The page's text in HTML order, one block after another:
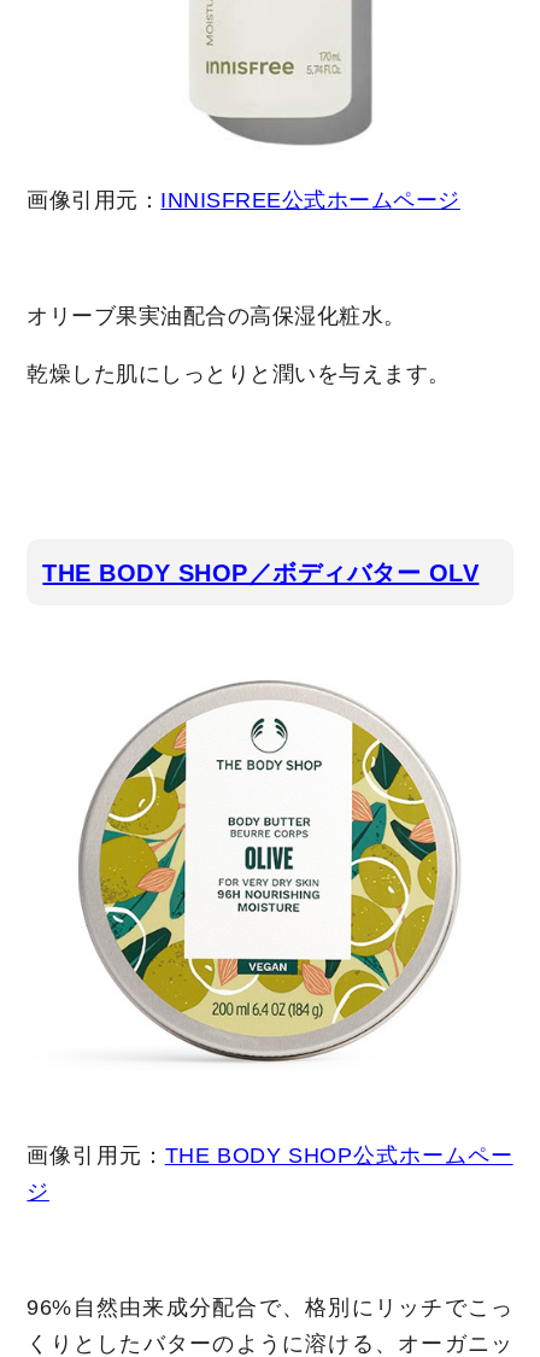
画像引用元： INNISFREE公式ホームページ
オリーブ果実油配合の高保湿化粧水。
乾燥した肌にしっとりと潤いを与えます。
THE BODY SHOP／ボディバター OLV
画像引用元： THE BODY SHOP公式ホームペー
ジ
96%自然由来成分配合で、格別にリッチでこっ
くりとしたバターのように溶ける、オーガニッ